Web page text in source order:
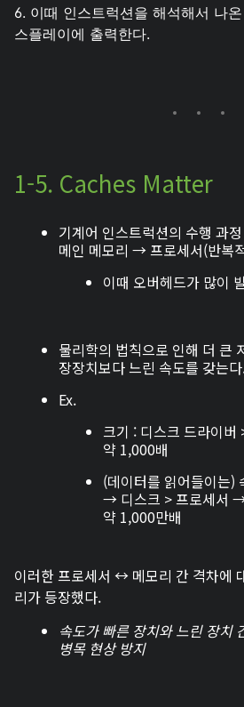
6. 이때 인스트럭션을 해석해서 나온
스플레이에 출력한다.
1-5. Caches Matter
기계어 인스트럭션의 수행 과
메인 메모리 → 프로세서(반복
이때 오버헤드가 많이
물리학의 법칙으로 인해 더 큰
장장치보다 느린 속도를 갖는
Ex.
크기 : 디스크 드라이버
약 1,000배
(데이터를 읽어들이는)
→ 디스크 > 프로세서
약 1,000만배
이러한 프로세서 ↔ 메모리 간 격차에
리가 등장했다.
속도가 빠른 장치와 느린 장치
병목 현상 방지